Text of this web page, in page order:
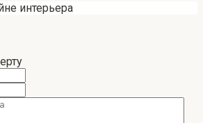
интерьера